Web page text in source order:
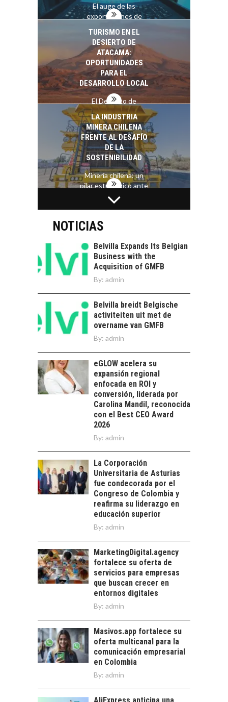
El auge de las
exportaciones de
Chile:…
TURISMO EN EL
DESIERTO DE
ATACAMA:
OPORTUNIDADES
PARA EL
DESARROLLO LOCAL
El Desierto de
Atacama: Motor
Estratégico para el
Desarrollo Turístico…
LA INDUSTRIA
MINERA CHILENA
FRENTE AL DESAFÍO
DE LA
SOSTENIBILIDAD
Minería chilena: un
pilar estratégico ante
el reto ineludible de…
CAPITAL DE RIESGO
EN CHILE:
OPORTUNIDADES
PARA STARTUPS Y
NUEVOS NEGOCIOS
Capital de riesgo en
Chile: motor de
innovación para
TIPO DE CAMBIO EN
LAS EMPRESAS
CHILENAS
El tipo de cambio
determinante en la
economía…
FINANCIAMIENTO
PARA PYMES EN
CHILE:
ALTERNATIVAS MÁS
ALLÁ DEL CRÉDITO
BANCARIO
Financiamiento para
pymes en Chile:
alternativas que
trascienden el
crédito…
LOS SERVICIOS
DIGITALES
EXPORTADOS DESDE
CHILE
El auge de las
exportaciones de
TURISMO EN EL
DESIERTO DE
ATACAMA:
OPORTUNIDADES
PARA EL
DESARROLLO LOCAL
El Desierto de
Atacama: Motor
Estratégico para el
Desarrollo Turístico…
MINERA CHILENA
FRENTE AL DESAFÍO
DE LA
SOSTENIBILIDAD
NOTICIAS
Belvilla Expands Its Belgian
Business with the
Acquisition of GMFB
By: admin
Belvilla breidt Belgische
activiteiten uit met de
overname van GMFB
By: admin
eGLOW acelera su
expansión regional
enfocada en ROI y
conversión, liderada por
Carolina Mandil, reconocida
con el Best CEO Award
2026
By: admin
La Corporación
Universitaria de Asturias
fue condecorada por el
Congreso de Colombia y
reafirma su liderazgo en
educación superior
By: admin
MarketingDigital.agency
fortalece su oferta de
servicios para empresas
que buscan crecer en
entornos digitales
By: admin
Masivos.app fortalece su
oferta multicanal para la
comunicación empresarial
en Colombia
By: admin